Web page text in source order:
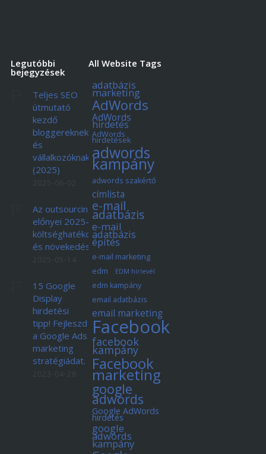
Legutóbbi
bejegyzések
Teljes SEO
útmutató
kezdő
bloggereknek
és
vállalkozóknak
(2025)
Az outsourcing
előnyei 2025-ben:
költséghatékonyság
és növekedés
15 Google
Display
hirdetési
tipp! Fejleszd
a Google Ads
marketing
stratégiádat.
All Website Tags
adatbázis
marketing
AdWords
AdWords
hirdetés
AdWords
hirdetések
adwords
kampány
adwords szakértő
címlista
e-mail
adatbázis
e-mail
adatbázis
építés
e-mail marketing
edm
EDM hírlevél
edm kampány
email adatbázis
email marketing
Facebook
facebook
kampány
Facebook
marketing
google
adwords
Google AdWords
hirdetés
google
adwords
kampány